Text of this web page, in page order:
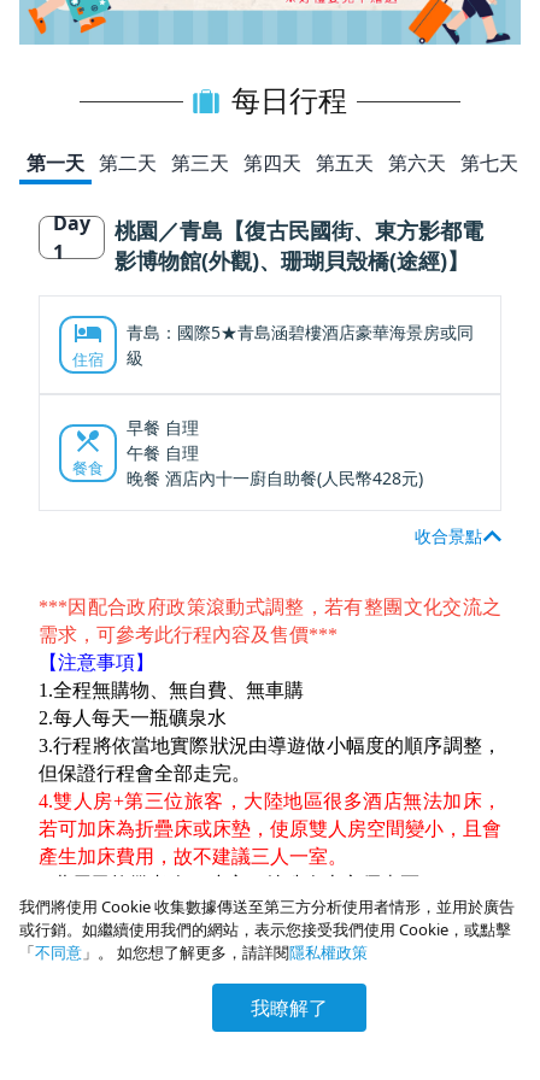
每日行程
第一天 第二天 第三天 第四天 第五天 第六天 第七天
Day
1
桃園／青島【復古民國街、東方影都電
影博物館(外觀)、珊瑚貝殼橋(途經)】
住宿
青島：國際5★青島涵碧樓酒店豪華海景房或同
級
餐食
早餐 自理
午餐 自理
晚餐 酒店內十一廚自助餐(人民幣428元)
收合景點
***因配合政府政策滾動式調整，若有整團文化交流之
需求，可參考此行程內容及售價***
【注意事項】
1.全程無購物、無自費 、無車購
2.每人每天一瓶礦泉水
3.行程將依當地實際狀況由導遊做小幅度的順序調整，
但保證行程會全部走完。
4.雙人房+第三位旅客，大陸地區很多酒店無法加床，
若可加床為折疊床或床墊，使原雙人房空間變小，且會
產生加床費用，故不建議三人一室。
6.此為團體機票，故機票一經開立無法辦理退票價，故
無法退優惠票差。
為十一廚，此餐廳有十一個國家的異國料理，讓您在抵
達山東的第一站，搶先品嚐世界美食。
我們將使用 Cookie 收集數據傳送至第三方分析使用者情形，並用於廣告
或行銷。如繼續使用我們的網站，表示您接受我們使用 Cookie，或點擊
「不同意 」。 如您想了解更多，請詳閱隱私權政策
我瞭解了